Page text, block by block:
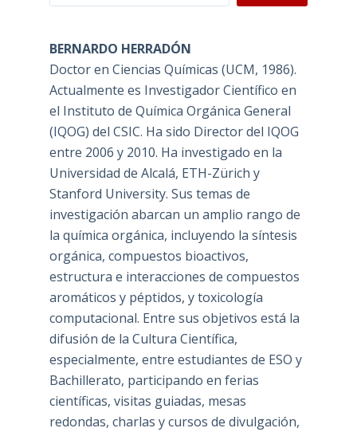
BERNARDO HERRADÓN
Doctor en Ciencias Químicas (UCM, 1986).
Actualmente es Investigador Científico en
el Instituto de Química Orgánica General
(IQOG) del CSIC. Ha sido Director del IQOG
entre 2006 y 2010. Ha investigado en la
Universidad de Alcalá, ETH-Zürich y
Stanford University. Sus temas de
investigación abarcan un amplio rango de
la química orgánica, incluyendo la síntesis
orgánica, compuestos bioactivos,
estructura e interacciones de compuestos
aromáticos y péptidos, y toxicología
computacional. Entre sus objetivos está la
difusión de la Cultura Científica,
especialmente, entre estudiantes de ESO y
Bachillerato, participando en ferias
científicas, visitas guiadas, mesas
redondas, charlas y cursos de divulgación,